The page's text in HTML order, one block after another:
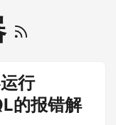
行
的报错解